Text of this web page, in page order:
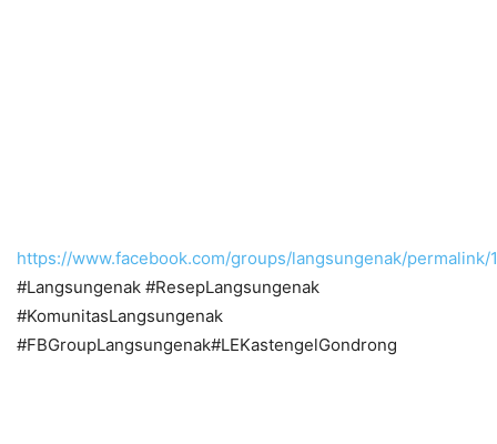
https://www.facebook.com/groups/langsungenak/
#Langsungenak #ResepLangsungenak
#KomunitasLangsungenak
#FBGroupLangsungenak#LEKastengelGondrong